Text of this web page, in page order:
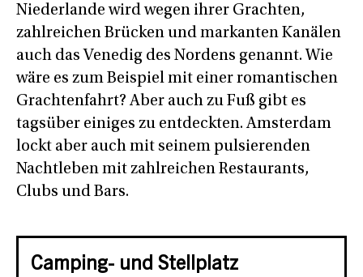
Niederlande wird wegen ihrer Grachten,
zahlreichen Brücken und markanten Kanälen
auch das Venedig des Nordens genannt. Wie
wäre es zum Beispiel mit einer romantischen
Grachtenfahrt? Aber auch zu Fuß gibt es
tagsüber einiges zu entdeckten. Amsterdam
lockt aber auch mit seinem pulsierenden
Nachtleben mit zahlreichen Restaurants,
Clubs und Bars.
Camping- und Stellplatz